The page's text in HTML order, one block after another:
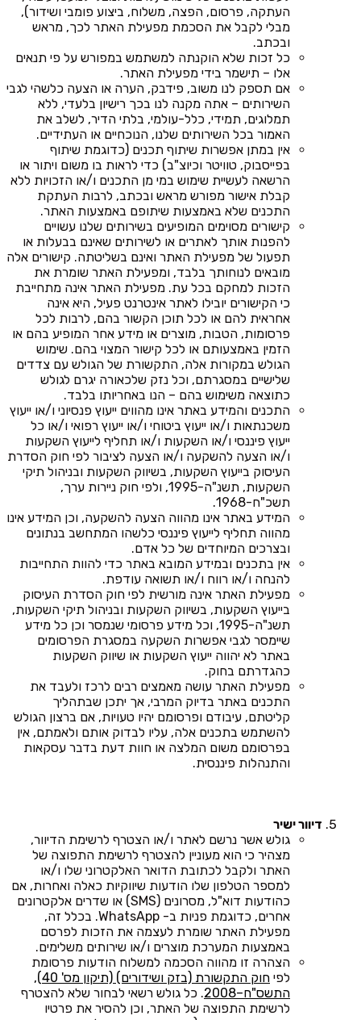
העתקה, פרסום, הפצה, משלוח, ביצוע פומבי ושידור),
מבלי לקבל את הסכמת מפעילת האתר לכך, מראש
ובכתב.
כל זכות שלא הוקנתה למשתמש במפורש על פי תנאים
אלו – תישמר בידי מפעילת האתר.
אם תספק לנו משוב, פידבק, הערה או הצעה כלשהי לגבי
השירותים – אתה מקנה לנו בכך רישיון בלעדי, ללא
תמלוגים, תמידי, כלל-עולמי, בלתי הדיר, לשלב את
האמור בכל השירותים שלנו, הנוכחיים או העתידיים.
אין במתן אפשרות שיתוף תכנים (כדוגמת שיתוף
בפייסבוק, טוויטר וכיוצ"ב) כדי לראות בו משום ויתור או
הרשאה לעשיית שימוש במי מן התכנים ו/או הזכויות ללא
קבלת אישור מפורש מראש ובכתב, לרבות העתקת
התכנים שלא באמצעות שיתופם באמצעות האתר.
קישורים מסוימים המופיעים בשירותים שלנו עשויים
להפנות אותך לאתרים או לשירותים שאינם בבעלות או
תפעול של מפעילת האתר ואינם בשליטתה. קישורים אלה
מובאים לנוחותך בלבד, ומפעילת האתר שומרת את
הזכות למחקם בכל עת. מפעילת האתר אינה מתחייבת
כי הקישורים יובילו לאתר אינטרנט פעיל, היא אינה
אחראית להם או לכל תוכן הקשור בהם, לרבות לכל
פרסומות, הטבות, מוצרים או מידע אחר המופיע בהם או
הזמין באמצעותם או לכל קישור המצוי בהם. שימוש
הגולש במקורות אלה, התקשורת של הגולש עם צדדים
שלישיים במסגרתם, וכל נזק שלכאורה יגרם לגולש
כתוצאה משימוש בהם – הנו באחריותו בלבד.
התכנים והמידע באתר אינו מהווים ייעוץ פנסיוני ו/או ייעוץ
משכנתאות ו/או ייעוץ ביטוחי ו/או ייעוץ רפואי ו/או כל
ייעוץ פיננסי ו/או השקעות ו/או תחליף לייעוץ השקעות
ו/או הצעה להשקעה ו/או הצעה לציבור לפי חוק הסדרת
העיסוק בייעוץ השקעות, בשיווק השקעות ובניהול תיקי
השקעות, תשנ"ה-1995, ולפי חוק ניירות ערך,
תשכ"ח-1968.
המידע באתר אינו מהווה הצעה להשקעה, וכן המידע אינו
מהווה תחליף לייעוץ פיננסי כלשהו המתחשב בנתונים
ובצרכים המיוחדים של כל אדם.
אין בתכנים ובמידע המובא באתר כדי להוות התחייבות
להנחה ו/או רווח ו/או תשואה עודפת.
מפעילת האתר אינה מורשית לפי חוק הסדרת העיסוק
בייעוץ השקעות, בשיווק השקעות ובניהול תיקי השקעות,
תשנ"ה-1995, וכל מידע פרסומי שנמסר וכן כל מידע
שיימסר לגבי אפשרות השקעה במסגרת הפרסומים
באתר לא יהווה ייעוץ השקעות או שיווק השקעות
כהגדרתם בחוק.
מפעילת האתר עושה מאמצים רבים לרכז ולעבד את
התכנים באתר בדיוק המרבי, אך יתכן שבתהליך
קליטתם, עיבודם ופרסומם יהיו טעויות, אם ברצון הגולש
להשתמש בתכנים אלה, עליו לבדוק אותם ולאמתם, אין
בפרסומם משום המלצה או חוות דעת בדבר עסקאות
והתנהלות פיננסית.
דיוור ישיר
גולש אשר נרשם לאתר ו/או הצטרף לרשימת הדיוור,
מצהיר כי הוא מעוניין להצטרף לרשימת התפוצה של
האתר ולקבל לכתובת הדואר האלקטרוני שלו ו/או
למספר הטלפון שלו הודעות שיווקיות כאלה ואחרות, אם
כהודעות דוא"ל, מסרונים (SMS) או שדרים אלקטרונים
אחרים, כדוגמת פניות ב- WhatsApp. בכלל זה,
מפעילת האתר שומרת לעצמה את הזכות לפרסם
באמצעות המערכת מוצרים ו/או שירותים משלימים.
הצהרה זו מהווה הסכמה למשלוח הודעות פרסומת
לפי
חוק התקשורת (בזק ושידורים) (תיקון מס' 40),
התשס"ח–2008
. כל גולש רשאי לבחור שלא להצטרף
לרשימת התפוצה של האתר, וכן להסיר את פרטיו